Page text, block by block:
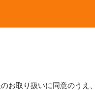
お取り扱いに同意のうえ